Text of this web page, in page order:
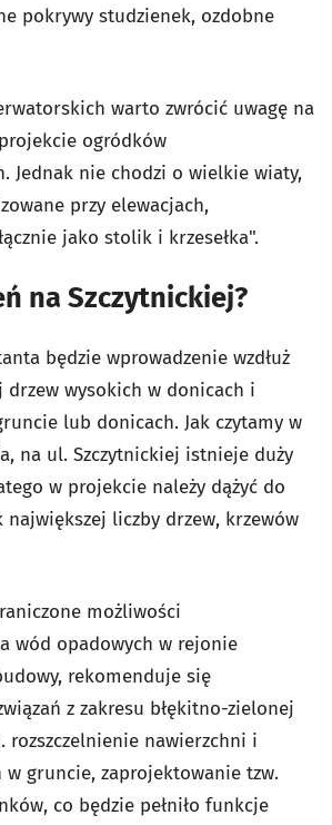
pokrywy studzienek, ozdobne
warto zwrócić uwagę na
ogródków
Jednak nie chodzi o wielkie wiaty,
przy elewacjach,
jako stolik i krzesełka".
na Szczytnickiej?
będzie wprowadzenie wzdłuż
drzew wysokich w donicach i
lub donicach. Jak czytamy w
na ul. Szczytnickiej istnieje duży
w projekcie należy dążyć do
największej liczby drzew, krzewów
możliwości
wód opadowych w rejonie
rekomenduje się
z zakresu błękitno-zielonej
nawierzchni i
gruncie, zaprojektowanie tzw.
co będzie pełniło funkcje